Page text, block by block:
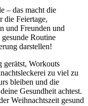
– das macht die
die Feiertage,
und Freunden und
Routine
darstellen!
gerätst, Workouts
zu viel zu
bleiben und die
Gesundheit achtest.
Weihnachtszeit gesund